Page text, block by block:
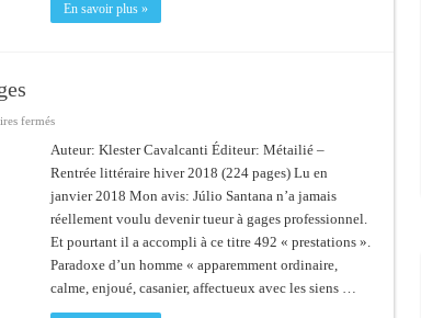
En savoir plus »
ferméssur
–
Confessions
d’un
à
gages
Auteur: Klester Cavalcanti Éditeur: Métailié –
Rentrée littéraire hiver 2018 (224 pages) Lu en
janvier 2018 Mon avis: Júlio Santana n’a jamais
réellement voulu devenir tueur à gages professionnel.
Et pourtant il a accompli à ce titre 492 « prestations ».
Paradoxe d’un homme « apparemment ordinaire,
calme, enjoué, casanier, affectueux avec les siens …